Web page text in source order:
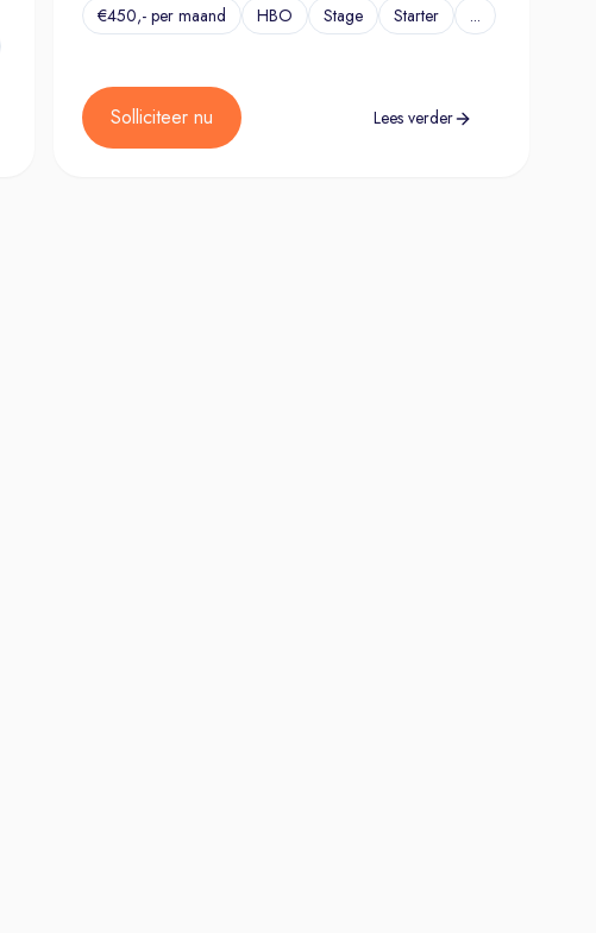
€450,- per maand HBO Stage Starter ...
Solliciteer nu Lees verder